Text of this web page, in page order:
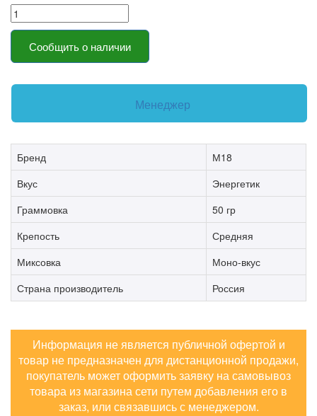
Сообщить о наличии
Менеджер
Бренд
М18
Вкус
Энергетик
Граммовка
50 гр
Крепость
Средняя
Миксовка
Моно-вкус
Страна производитель
Россия
Информация не является публичной офертой и
товар не предназначен для дистанционной продажи,
покупатель может оформить заявку на самовывоз
товара из магазина сети путем добавления его в
заказ, или связавшись с менеджером.